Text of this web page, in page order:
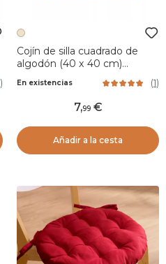
)
Cojín de silla cuadrado de
algodón (40 x 40 cm)
En existencias (1)
7,99
Añadir a la cesta